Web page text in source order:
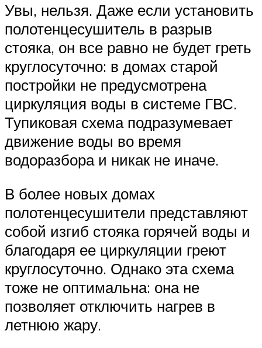
Увы, нельзя. Даже если установить
полотенцесушитель в разрыв
стояка, он все равно не будет греть
круглосуточно: в домах старой
постройки не предусмотрена
циркуляция воды в системе ГВС.
Тупиковая схема подразумевает
движение воды во время
водоразбора и никак не иначе.
В более новых домах
полотенцесушители представляют
собой изгиб стояка горячей воды и
благодаря ее циркуляции греют
круглосуточно. Однако эта схема
тоже не оптимальна: она не
позволяет отключить нагрев в
летнюю жару.